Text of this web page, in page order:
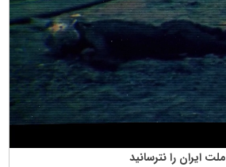
ملت ایران را نترسانید